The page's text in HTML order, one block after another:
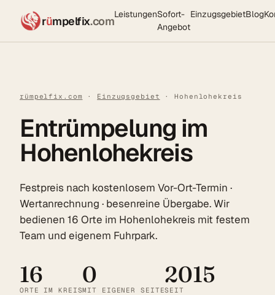
rümpelfix.comLeistungenSofort-
Angebot
EinzugsgebietBlog
rümpelfix.com · Einzugsgebiet · Hohenlohekreis
Entrümpelung im
Hohenlohekreis
Festpreis nach kostenlosem Vor-Ort-Termin ·
Wertanrechnung · besenreine Übergabe. Wir
bedienen 16 Orte im Hohenlohekreis mit festem
Team und eigenem Fuhrpark.
16
ORTE IM KREIS
0
MIT EIGENER SEITE
2015
SEIT